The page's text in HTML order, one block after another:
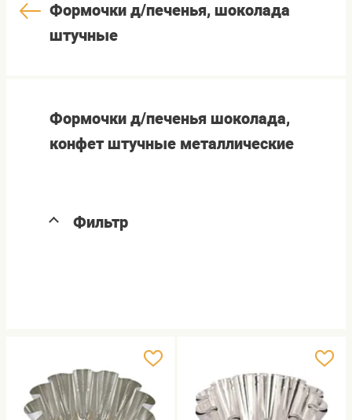
Формочки д/печенья, шоколада
штучные
Формочки д/печенья шоколада,
конфет штучные металлические
Фильтр